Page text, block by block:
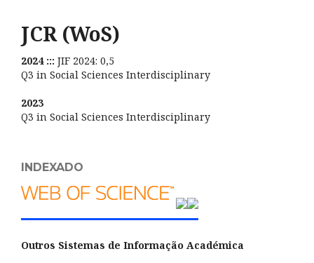
JCR (WoS)
2024 ::: JIF 2024: 0,5
Q3 in Social Sciences Interdisciplinary
2023
Q3 in Social Sciences Interdisciplinary
INDEXADO
Outros Sistemas de Informação Académica